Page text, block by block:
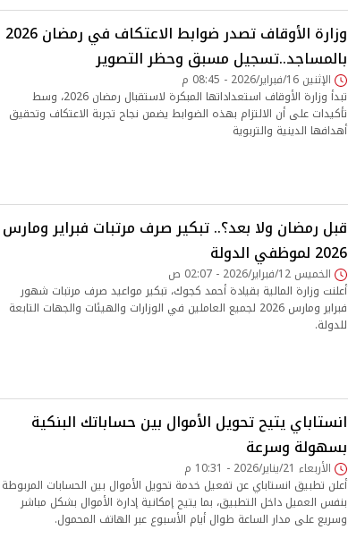
وزارة الأوقاف تصدر ضوابط الاعتكاف في رمضان 2026
بالمساجد..تسجيل مسبق وحظر التصوير
الإثنين 16/فبراير/2026 - 08:45 م
تبدأ وزارة الأوقاف استعداداتها المبكرة لاستقبال رمضان 2026، وسط
تأكيدات على أن الالتزام بهذه الضوابط يضمن نجاح تجربة الاعتكاف وتحقيق
أهدافها الدينية والتربوية
قبل رمضان ولا بعد؟.. تبكير صرف مرتبات فبراير ومارس
2026 لموظفي الدولة
الخميس 12/فبراير/2026 - 02:07 ص
أعلنت وزارة المالية بقيادة أحمد كجوك، تبكير مواعيد صرف مرتبات شهور
فبراير ومارس 2026 لجميع العاملين في الوزارات والهيئات والجهات التابعة
للدولة.
انستاباي يتيح تحويل الأموال بين حساباتك البنكية
بسهولة وسرعة
الأربعاء 21/يناير/2026 - 10:31 م
أعلن تطبيق انستاباي عن تفعيل خدمة تحويل الأموال بين الحسابات المربوطة
بنفس العميل داخل التطبيق، بما يتيح إمكانية إدارة الأموال بشكل مباشر
وسريع على مدار الساعة طوال أيام الأسبوع عبر الهاتف المحمول.